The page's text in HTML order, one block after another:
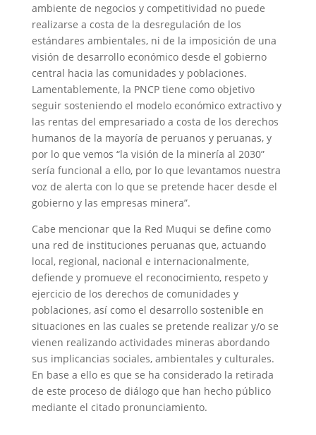
ambiente de negocios y competitividad no puede
realizarse a costa de la desregulación de los
estándares ambientales, ni de la imposición de una
visión de desarrollo económico desde el gobierno
central hacia las comunidades y poblaciones.
Lamentablemente, la PNCP tiene como objetivo
seguir sosteniendo el modelo económico extractivo y
las rentas del empresariado a costa de los derechos
humanos de la mayoría de peruanos y peruanas, y
por lo que vemos “la visión de la minería al 2030”
sería funcional a ello, por lo que levantamos nuestra
voz de alerta con lo que se pretende hacer desde el
gobierno y las empresas minera”.
Cabe mencionar que la Red Muqui se define como
una red de instituciones peruanas que, actuando
local, regional, nacional e internacionalmente,
defiende y promueve el reconocimiento, respeto y
ejercicio de los derechos de comunidades y
poblaciones, así como el desarrollo sostenible en
situaciones en las cuales se pretende realizar y/o se
vienen realizando actividades mineras abordando
sus implicancias sociales, ambientales y culturales.
En base a ello es que se ha considerado la retirada
de este proceso de diálogo que han hecho público
mediante el citado pronunciamiento.